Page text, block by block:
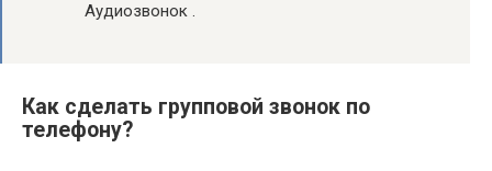
Аудиозвонок .
Как сделать групповой звонок по
телефону?